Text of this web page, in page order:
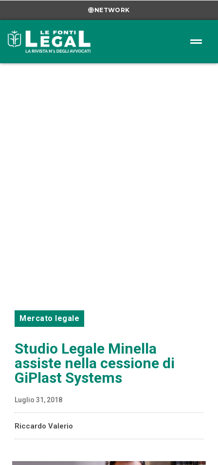
NETWORK
Mercato legale
Studio Legale Minella
assiste nella cessione di
GiPlast Systems
Luglio 31, 2018
Riccardo Valerio